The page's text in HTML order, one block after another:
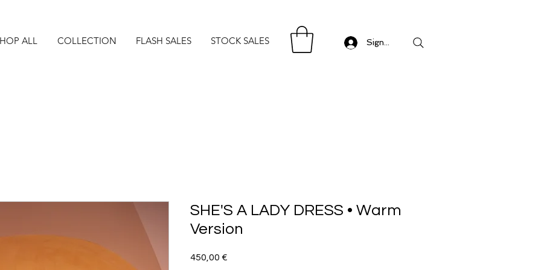
ALL COLLECTION FLASH SALES STOCK SALES Sign in/ Log in
SHE'S A LADY DRESS • Warm
Version
450,00 €